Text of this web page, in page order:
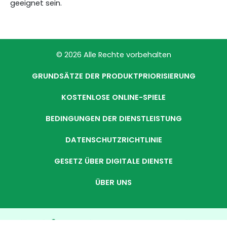
geeignet sein.
© 2026 Alle Rechte vorbehalten
GRUNDSÄTZE DER PRODUKTPRIORISIERUNG
KOSTENLOSE ONLINE-SPIELE
BEDINGUNGEN DER DIENSTLEISTUNG
DATENSCHUTZRICHTLINIE
GESETZ ÜBER DIGITALE DIENSTE
ÜBER UNS